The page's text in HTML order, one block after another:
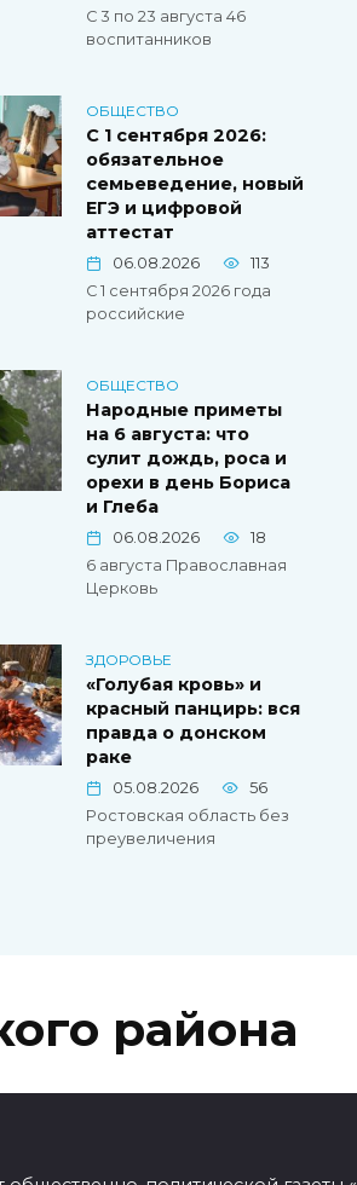
С 3 по 23 августа 46
воспитанников
ОБЩЕСТВО
С 1 сентября 2026:
обязательное
семьеведение, новый
ЕГЭ и цифровой
аттестат
06.08.2026
113
С 1 сентября 2026 года
российские
ОБЩЕСТВО
Народные приметы
на 6 августа: что
сулит дождь, роса и
орехи в день Бориса
и Глеба
06.08.2026
18
6 августа Православная
Церковь
ЗДОРОВЬЕ
«Голубая кровь» и
красный панцирь: вся
правда о донском
раке
05.08.2026
56
Ростовская область без
преувеличения
района